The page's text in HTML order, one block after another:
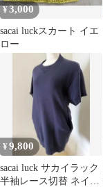
¥3,000
sacai luckスカート イエ
ロー
¥9,800
sacai luck サカイラック
半袖レース切替 ネイビ